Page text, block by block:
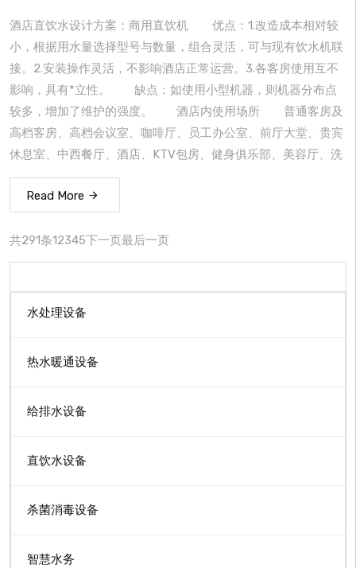
酒店直饮水设计方案：商用直饮机 优点：1.改造成本相对较
小，根据用水量选择型号与数量，组合灵活，可与现有饮水机联
接。2.安装操作灵活，不影响酒店正常运营。3.各客房使用互不
影响，具有*立性。 缺点：如使用小型机器，则机器分布点
较多，增加了维护的强度。 酒店内使用场所 普通客房及
高档客房、高档会议室、咖啡厅、员工办公室、前厅大堂、贵宾
休息室、中西餐厅、酒店、KTV包房、健身俱乐部、美容厅、洗
Read More
共291条12345下一页最后一页
水处理设备
热水暖通设备
给排水设备
直饮水设备
杀菌消毒设备
智慧水务